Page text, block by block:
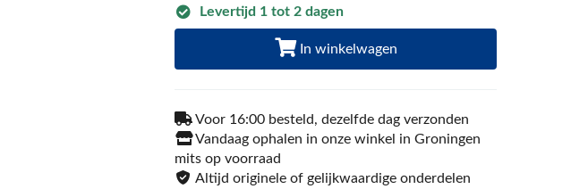
Levertijd 1 tot 2 dagen
In winkelwagen
Voor 16:00 besteld, dezelfde dag verzonden
Vandaag ophalen in onze winkel in Groningen
mits op voorraad
Altijd originele of gelijkwaardige onderdelen